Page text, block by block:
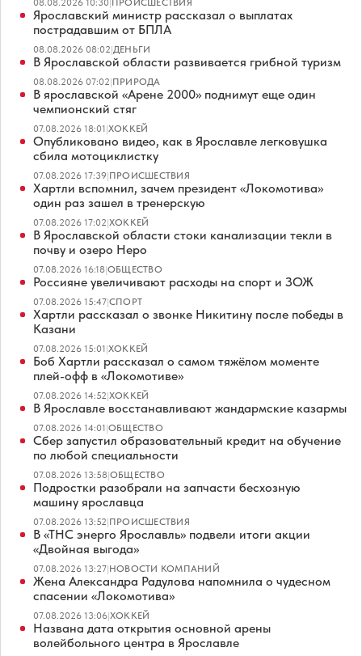
08.08.2026 10:30 ПРОИСШЕСТВИЯ
Ярославский министр рассказал о выплатах
пострадавшим от БПЛА
08.08.2026 08:02|ДЕНЬГИ
В Ярославской области развивается грибной туризм
08.08.2026 07:02|ПРИРОДА
В ярославской «Арене 2000» поднимут еще один
чемпионский стяг
07.08.2026 18:01|ХОККЕЙ
Опубликовано видео, как в Ярославле легковушка
сбила мотоциклистку
07.08.2026 17:39|ПРОИСШЕСТВИЯ
Хартли вспомнил, зачем президент «Локомотива»
один раз зашел в тренерскую
07.08.2026 17:02|ХОККЕЙ
В Ярославской области стоки канализации текли в
почву и озеро Неро
07.08.2026 16:18|ОБЩЕСТВО
Россияне увеличивают расходы на спорт и ЗОЖ
07.08.2026 15:47|СПОРТ
Хартли рассказал о звонке Никитину после победы в
Казани
07.08.2026 15:01|ХОККЕЙ
Боб Хартли рассказал о самом тяжёлом моменте
плей-офф в «Локомотиве»
07.08.2026 14:52|ХОККЕЙ
В Ярославле восстанавливают жандармские казармы
07.08.2026 14:01|ОБЩЕСТВО
Сбер запустил образовательный кредит на обучение
по любой специальности
07.08.2026 13:58|ОБЩЕСТВО
Подростки разобрали на запчасти бесхозную
машину ярославца
07.08.2026 13:52|ПРОИСШЕСТВИЯ
В «ТНС энерго Ярославль» подвели итоги акции
«Двойная выгода»
07.08.2026 13:27|НОВОСТИ КОМПАНИЙ
Жена Александра Радулова напомнила о чудесном
спасении «Локомотива»
07.08.2026 13:06|ХОККЕЙ
Названа дата открытия основной арены
волейбольного центра в Ярославле